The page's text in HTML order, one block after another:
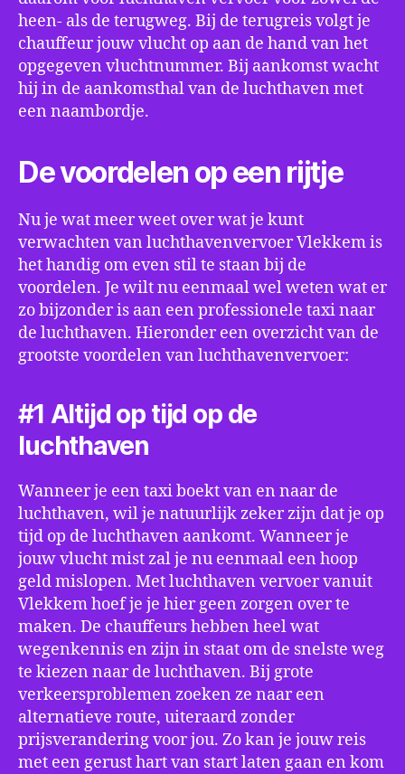
heen- als de terugweg. Bij de terugreis volgt je
chauffeur jouw vlucht op aan de hand van het
opgegeven vluchtnummer. Bij aankomst wacht
hij in de aankomsthal van de luchthaven met
een naambordje.
De voordelen op een rijtje
Nu je wat meer weet over wat je kunt
verwachten van luchthavenvervoer Vlekkem is
het handig om even stil te staan bij de
voordelen. Je wilt nu eenmaal wel weten wat er
zo bijzonder is aan een professionele taxi naar
de luchthaven. Hieronder een overzicht van de
grootste voordelen van luchthavenvervoer:
#1 Altijd op tijd op de
luchthaven
Wanneer je een taxi boekt van en naar de
luchthaven, wil je natuurlijk zeker zijn dat je op
tijd op de luchthaven aankomt. Wanneer je
jouw vlucht mist zal je nu eenmaal een hoop
geld mislopen. Met luchthaven vervoer vanuit
Vlekkem hoef je je hier geen zorgen over te
maken. De chauffeurs hebben heel wat
wegenkennis en zijn in staat om de snelste weg
te kiezen naar de luchthaven. Bij grote
verkeersproblemen zoeken ze naar een
alternatieve route, uiteraard zonder
prijsverandering voor jou. Zo kan je jouw reis
met een gerust hart van start laten gaan en kom